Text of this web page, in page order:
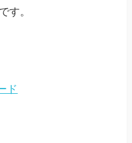
す。
ド